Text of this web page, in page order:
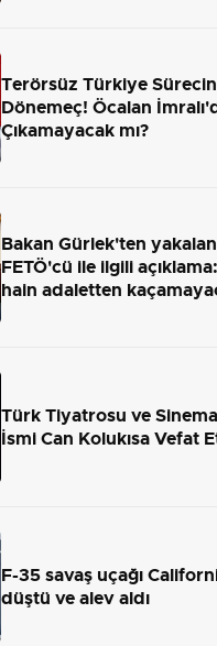
Terörsüz Türkiye
Dönemeç! Öcalan
Çıkamayacak mı?
Bakan Gürlek'ten
FETÖ'cü ile ilgili
hain adaletten
Türk Tiyatrosu ve
İsmi Can Kolukısa Vefat
F-35 savaş uçağı
düştü ve alev aldı